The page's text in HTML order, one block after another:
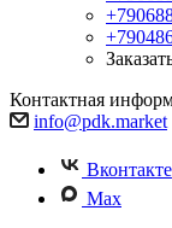
Контактная
info@pdk.market
Вконтакте
Max